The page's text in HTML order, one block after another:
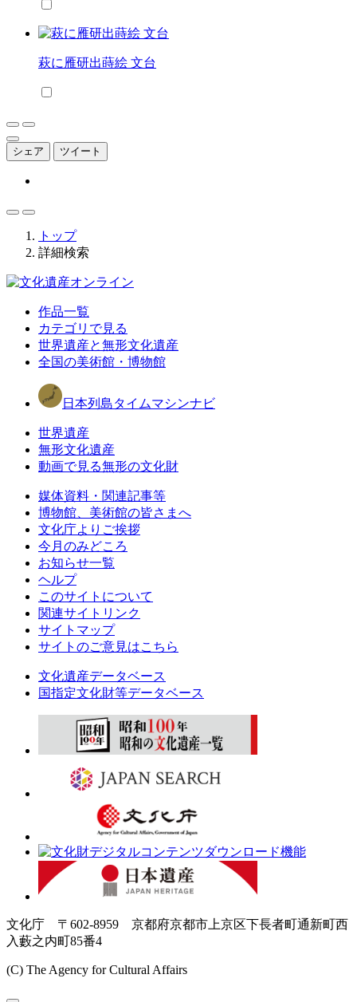
萩に雁研出蒔絵 文台
シェア ツイート
トップ
詳細検索
作品一覧
カテゴリで見る
世界遺産と無形文化遺産
全国の美術館・博物館
日本列島タイムマシンナビ
世界遺産
無形文化遺産
動画で見る無形の文化財
媒体資料・関連記事等
博物館、美術館の皆さまへ
文化庁よりご挨拶
今月のみどころ
お知らせ一覧
ヘルプ
このサイトについて
関連サイトリンク
サイトマップ
サイトのご意見はこちら
文化遺産データベース
国指定文化財等データベース
文化庁 〒602-8959 京都府京都市上京区下長者町通新町西
入藪之内町85番4
(C) The Agency for Cultural Affairs